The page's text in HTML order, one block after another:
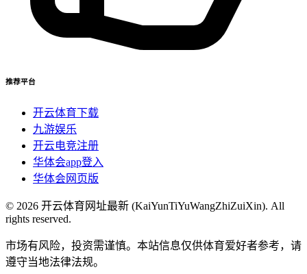
推荐平台
开云体育下载
九游娱乐
开云电竞注册
华体会app登入
华体会网页版
© 2026 开云体育网址最新 (KaiYunTiYuWangZhiZuiXin). All
rights reserved.
市场有风险，投资需谨慎。本站信息仅供体育爱好者参考，请
遵守当地法律法规。